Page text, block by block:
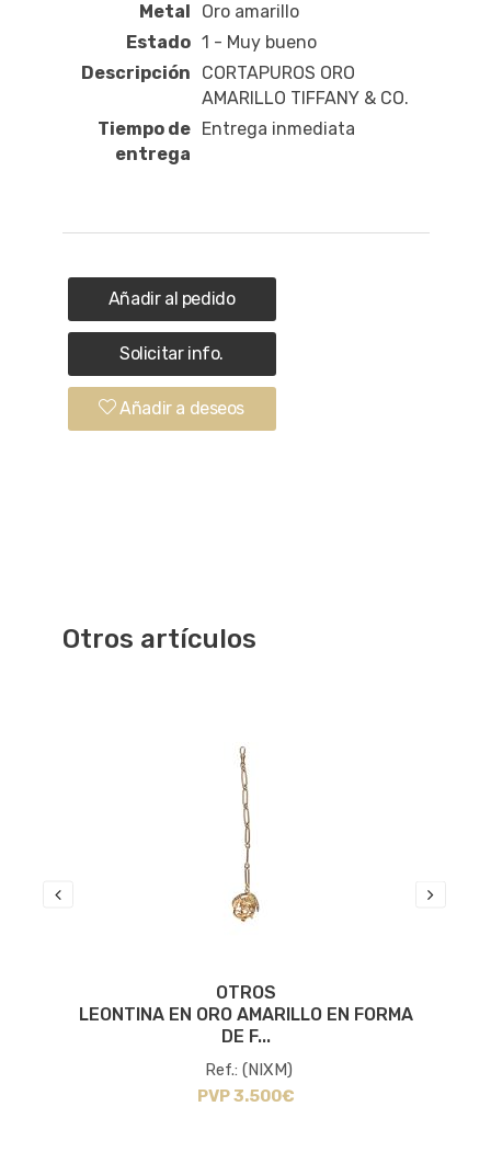
Metal
Oro amarillo
Estado 1 - Muy bueno
Descripción
CORTAPUROS ORO
AMARILLO TIFFANY & CO.
Tiempo de
entrega
Entrega inmediata
Añadir al pedido
Solicitar info.
Añadir a deseos
Otros artículos
OTROS
LEONTINA EN ORO AMARILLO EN FORMA
DE F...
Ref.: (NIXM)
PVP 3.500€